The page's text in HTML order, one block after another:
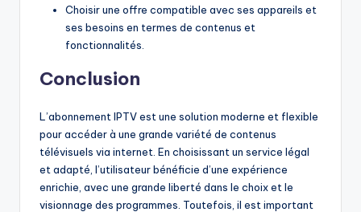
Choisir une offre compatible avec ses appareils et
ses besoins en termes de contenus et
fonctionnalités.
Conclusion
L’abonnement IPTV est une solution moderne et flexible
pour accéder à une grande variété de contenus
télévisuels via internet. En choisissant un service légal
et adapté, l’utilisateur bénéficie d’une expérience
enrichie, avec une grande liberté dans le choix et le
visionnage des programmes. Toutefois, il est important